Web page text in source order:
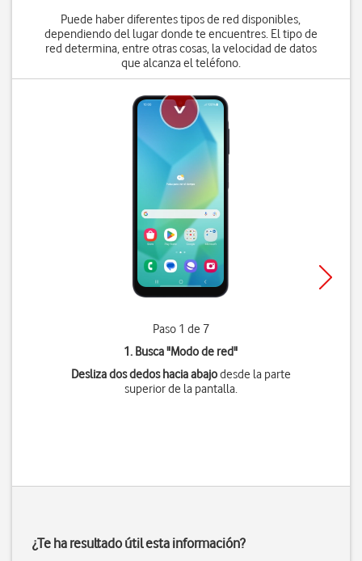
Puede haber diferentes tipos de red disponibles,
dependiendo del lugar donde te encuentres. El tipo de
red determina, entre otras cosas, la velocidad de datos
que alcanza el teléfono.
Paso 1 de 7
1. Busca "Modo de red"
Desliza dos dedos hacia abajodesde la parte
superior de la pantalla.
¿Te ha resultado útil esta información?